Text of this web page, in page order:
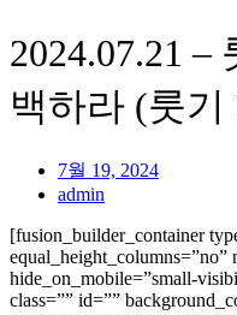
2024.07.21 –
백하라 (룻기
7월 19, 2024
admin
[fusion_builder_container
equal_height_columns=”no”
hide_on_mobile=”small-
class=”” id=””